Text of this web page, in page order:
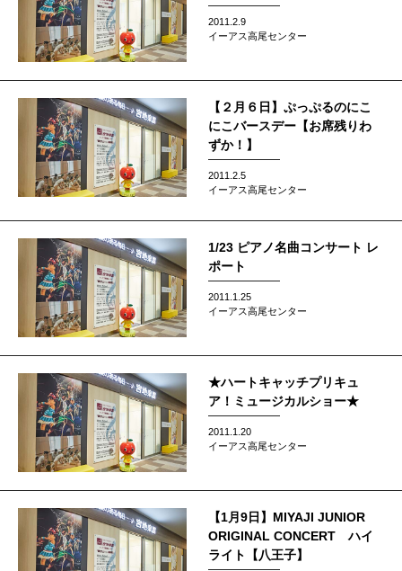
2011.2.9
イーアス高尾センター
【２月６日】ぷっぷるのにこ
にこバースデー【お席残りわ
ずか！】
2011.2.5
イーアス高尾センター
1/23 ピアノ名曲コンサート レ
ポート
2011.1.25
イーアス高尾センター
★ハートキャッチプリキュ
ア！ミュージカルショー★
2011.1.20
イーアス高尾センター
【1月9日】MIYAJI JUNIOR
ORIGINAL CONCERT ハイ
ライト【八王子】